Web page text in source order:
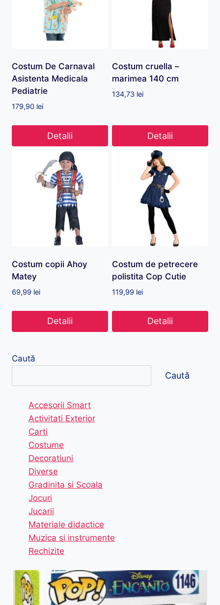
Costum De Carnaval
Asistenta Medicala
Pediatrie
179,90 lei
Detalii
Costum cruella –
marimea 140 cm
134,73 lei
Detalii
Costum copii Ahoy
Matey
69,99 lei
Detalii
Costum de petrecere
polistita Cop Cutie
119,99 lei
Detalii
Caută
Caută
Accesorii Smart
Activitati Exterior
Carti
Costume
Decoratiuni
Diverse
Gradinita si Scoala
Jocuri
Jucarii
Materiale didactice
Muzica si instrumente
Rechizite